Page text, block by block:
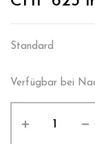
Standard
Verfügbar bei